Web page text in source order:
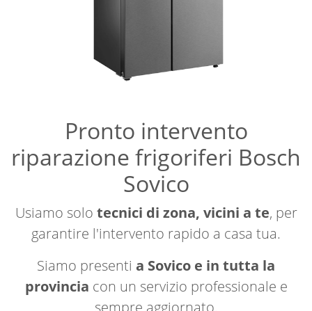
Pronto intervento
riparazione frigoriferi Bosch
Sovico
Usiamo solo tecnici di zona, vicini a te, per
garantire l'intervento rapido a casa tua.
Siamo presenti a Sovico e in tutta la
provincia con un servizio professionale e